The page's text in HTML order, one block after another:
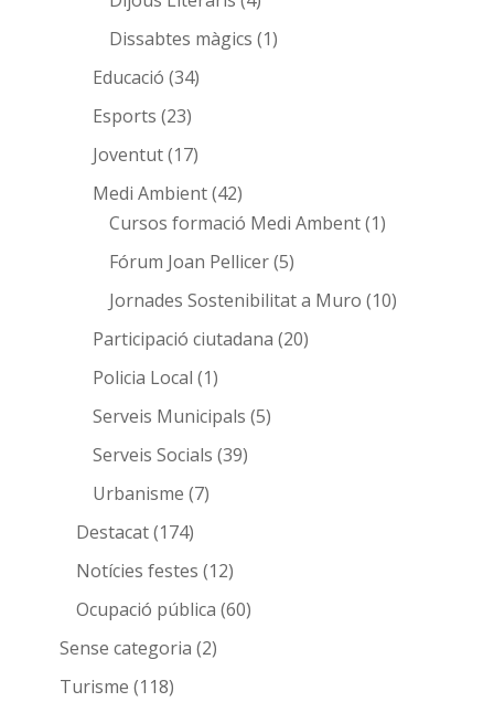
Dissabtes màgics (1)
Educació (34)
Esports (23)
Joventut(17)
Medi Ambient(42)
Cursos formació Medi Ambent(1)
Fórum Joan Pellicer(5)
Jornades Sostenibilitat a Muro (10)
Participació ciutadana (20)
Policia Local (1)
Serveis Municipals (5)
Serveis Socials (39)
Urbanisme (7)
Destacat(174)
Notícies festes (12)
Ocupació pública (60)
Sense categoria (2)
Turisme (118)